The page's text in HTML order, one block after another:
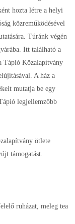
hozta létre a helyi
közreműködésével
Túránk végén
Itt található a
Tápió Közalapítvány
A ház a
mutatja be egy
legjellemzőbb
ötlete
támogatást.
ruházat, meleg tea